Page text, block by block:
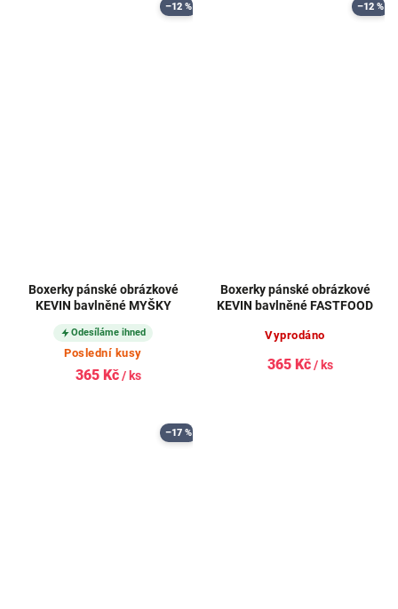
–12 %
Boxerky pánské obrázkové
KEVIN bavlněné MYŠKY
Odesíláme ihned
Poslední kusy
365 Kč/ ks
–12 %
Boxerky pánské obrázkové
KEVIN bavlněné FASTFOOD
Vyprodáno
365 Kč/ ks
–17 %